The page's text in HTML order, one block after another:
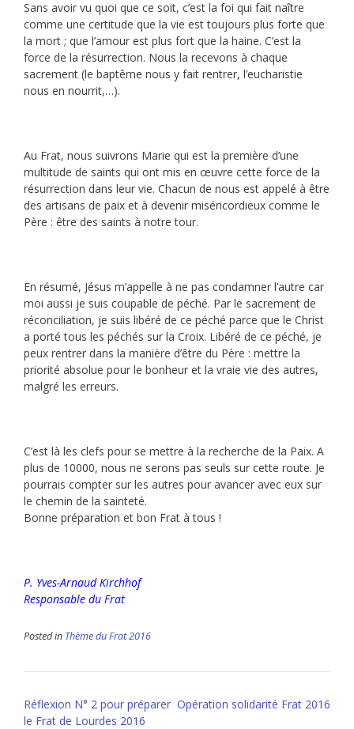
Sans avoir vu quoi que ce soit, c’est la foi qui fait naître
comme une certitude que la vie est toujours plus forte que
la mort ; que l’amour est plus fort que la haine. C’est la
force de la résurrection. Nous la recevons à chaque
sacrement (le baptême nous y fait rentrer, l’eucharistie
nous en nourrit,…).
Au Frat, nous suivrons Marie qui est la première d’une
multitude de saints qui ont mis en œuvre cette force de la
résurrection dans leur vie. Chacun de nous est appelé à être
des artisans de paix et à devenir miséricordieux comme le
Père : être des saints à notre tour.
En résumé, Jésus m’appelle à ne pas condamner l’autre car
moi aussi je suis coupable de péché. Par le sacrement de
réconciliation, je suis libéré de ce péché parce que le Christ
a porté tous les péchés sur la Croix. Libéré de ce péché, je
peux rentrer dans la manière d’être du Père : mettre la
priorité absolue pour le bonheur et la vraie vie des autres,
malgré les erreurs.
C’est là les clefs pour se mettre à la recherche de la Paix. A
plus de 10000, nous ne serons pas seuls sur cette route. Je
pourrais compter sur les autres pour avancer avec eux sur
le chemin de la sainteté.
Bonne préparation et bon Frat à tous !
P. Yves-Arnaud Kirchhof
Responsable du Frat
Posted in Thème du Frat 2016
Post
navigation
Réflexion N° 2 pour préparer
le Frat de Lourdes 2016
Opération solidarité Frat 2016